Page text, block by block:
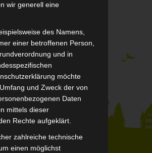
wir generell eine
des Namens,
einer betroffenen Person,
und in
möchte
und Zweck der von
Daten
mittels dieser
Rechte aufgeklärt.
zahlreiche technische
einen möglichst